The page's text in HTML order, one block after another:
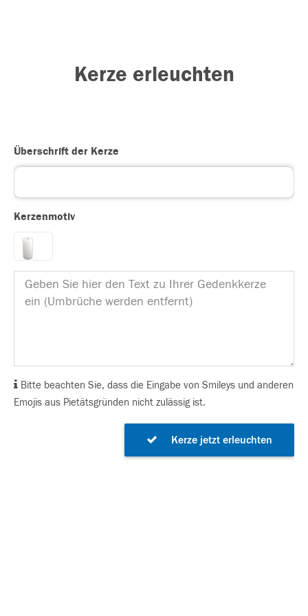
Kerze erleuchten
Überschrift der Kerze
Kerzenmotiv
Bitte beachten Sie, dass die Eingabe von Smileys und anderen
Emojis aus Pietätsgründen nicht zulässig ist.
Kerze jetzt erleuchten